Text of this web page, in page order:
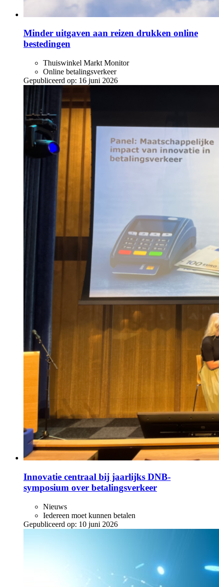
Minder uitgaven aan reizen drukken online
bestedingen
Thuiswinkel Markt Monitor
Online betalingsverkeer
Gepubliceerd op: 16 juni 2026
Innovatie centraal bij jaarlijks DNB-
symposium over betalingsverkeer
Nieuws
Iedereen moet kunnen betalen
Gepubliceerd op: 10 juni 2026